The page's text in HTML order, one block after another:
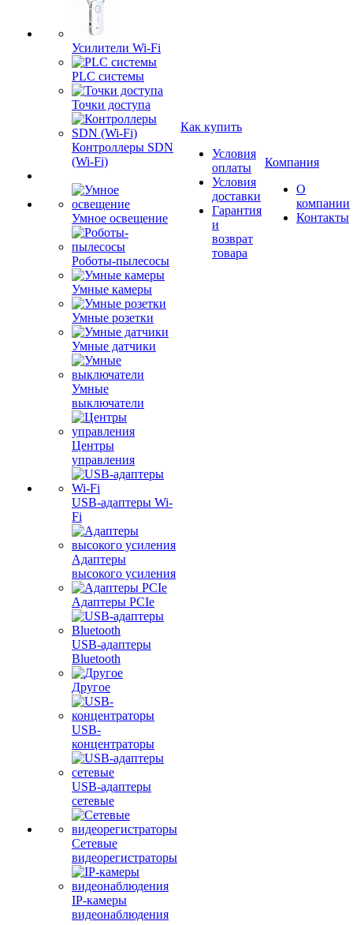
Усилители Wi-Fi
PLC системы
Точки доступа
Контроллеры SDN
(Wi-Fi)
Умное освещение
Роботы-пылесосы
Умные камеры
Умные розетки
Умные датчики
Умные
выключатели
Центры
управления
USB-адаптеры Wi-
Fi
Адаптеры
высокого усиления
Адаптеры PCIe
USB-адаптеры
Bluetooth
Другое
USB-
концентраторы
USB-адаптеры
сетевые
Сетевые
видеорегистраторы
IP-камеры
видеонаблюдения
Как купить
Условия
оплаты
Условия
доставки
Гарантия
и
возврат
товара
Компания
О
компании
Контакты